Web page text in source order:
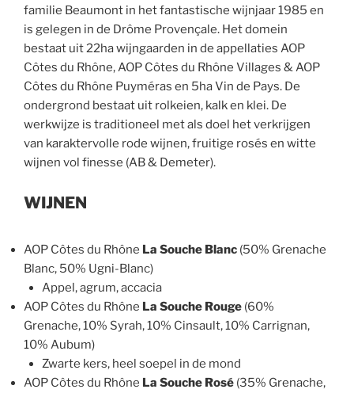
familie Beaumont in het fantastische wijnjaar 1985 en
is gelegen in de Drôme Provençale. Het domein
bestaat uit 22ha wijngaarden in de appellaties AOP
Côtes du Rhône, AOP Côtes du Rhône Villages & AOP
Côtes du Rhône Puyméras en 5ha Vin de Pays. De
ondergrond bestaat uit rolkeien, kalk en klei. De
werkwijze is traditioneel met als doel het verkrijgen
van karaktervolle rode wijnen, fruitige rosés en witte
wijnen vol finesse (AB & Demeter).
WIJNEN
AOP Côtes du Rhône La Souche Blanc (50% Grenache
Blanc, 50% Ugni-Blanc)
Appel, agrum, accacia
AOP Côtes du Rhône La Souche Rouge (60%
Grenache, 10% Syrah, 10% Cinsault, 10% Carrignan,
10% Aubum)
Zwarte kers, heel soepel in de mond
AOP Côtes du Rhône La Souche Rosé (35% Grenache,